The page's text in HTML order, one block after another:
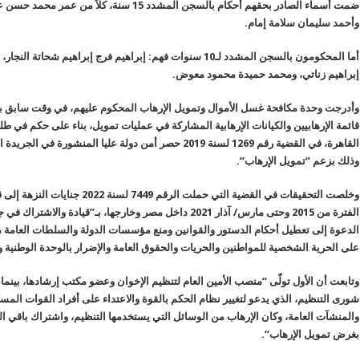
ضمت أسماء الصادر بحقهم أحكام بالسجن المشدد 15
وأحمد سليمان سلامة إمام.
أما المحكومون بالسجن المشدد لـ10 سنوات فهم: إبراهيم فرج
إبراهيم زناتي، ومحمد حميدة محمود معوض.
قائمة الإرهابيين والكيانات الإرهابية المشاركة في عمليات تمويل، بناء على حكم
القاهرة، في القضية رقم 1269 لسنة 2019 حصر أمن دولة عليا
وذلك بزعم “تمويل الإرهاب“.
وخلصت التحقيقات في القضية التي حملت
الفترة من 2015 وحتى مارس/ آذار 2021 داخل مصر وخارجها، بـ”قيادة
الدعوة إلى تعطيل أحكام الدستور والقوانين ومنع مؤسسات الدولة والسلطات العامة
على الحرية الشخصية للمواطنين والحريات والحقوق العامة والإضرار بالوحدة الوطنية
وتابعت أن الأول تولّى “منصب الأمين العام لتنظيم الإخوان وعضو مكتب إرشادها،
شورى التنظيم، الذي يدعو لتغيير نظام الحكم بالقوة والاعتداء على أفراد القوات
والمنشآت العامة، وكان الإرهاب من الوسائل التي يستخدمها التنظيم، واشتراك باقي
بغرض تمويل الإرهاب“.